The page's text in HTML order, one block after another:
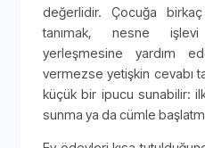
değerlidir. Çocuğa
tanımak, nesne işlevi
yerleşmesine yardım
vermezse yetişkin cevabı
küçük bir ipucu sunabilir:
sunma ya da cümle